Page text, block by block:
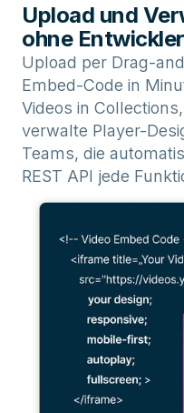
Upload und
ohne Entwickler
Upload per Drag-
Embed-Code in
Videos in
verwalte Player-
Teams, die
REST API jede